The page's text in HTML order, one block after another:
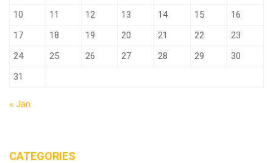
10
11 12 13 14 15
16
17
18 19 20 21 22
23
24
25 26 27 28 29
30
31
« Jan
CATEGORIES